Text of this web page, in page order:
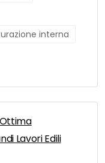
interna
Lavori Edili